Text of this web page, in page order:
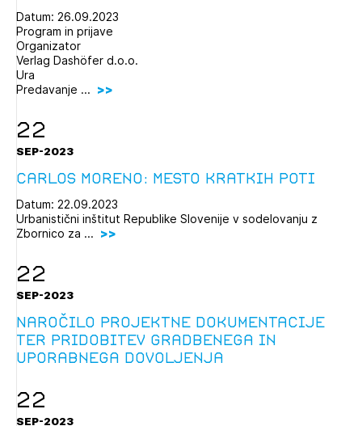
Datum: 26.09.2023
Program in prijave
Organizator
Verlag Dashöfer d.o.o.
Ura
Predavanje ...
22
SEP-2023
Carlos Moreno: Mesto kratkih poti
Datum: 22.09.2023
Urbanistični inštitut Republike Slovenije v sodelovanju z
Zbornico za ...
22
SEP-2023
Naročilo projektne dokumentacije
ter pridobitev gradbenega in
uporabnega dovoljenja
22
SEP-2023